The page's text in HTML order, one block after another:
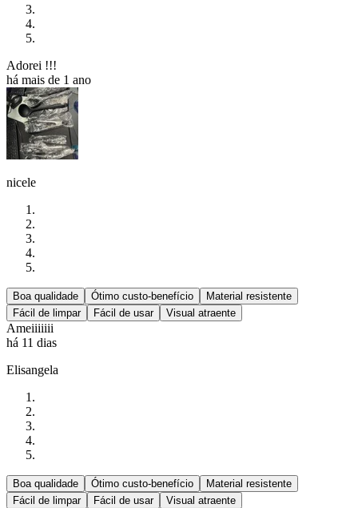
Adorei !!!
há mais de 1 ano
nicele
Boa qualidade Ótimo custo-benefício
Material resistente
Fácil de limpar
Fácil de usar Visual atraente
Ameiiiiiii
há 11 dias
Elisangela
Boa qualidade Ótimo custo-benefício
Material resistente
Fácil de limpar
Fácil de usar Visual atraente